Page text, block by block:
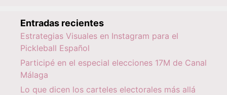
Entradas recientes
Estrategias Visuales en Instagram para el
Pickleball Español
Participé en el especial elecciones 17M de Canal
Málaga
Lo que dicen los carteles electorales más allá